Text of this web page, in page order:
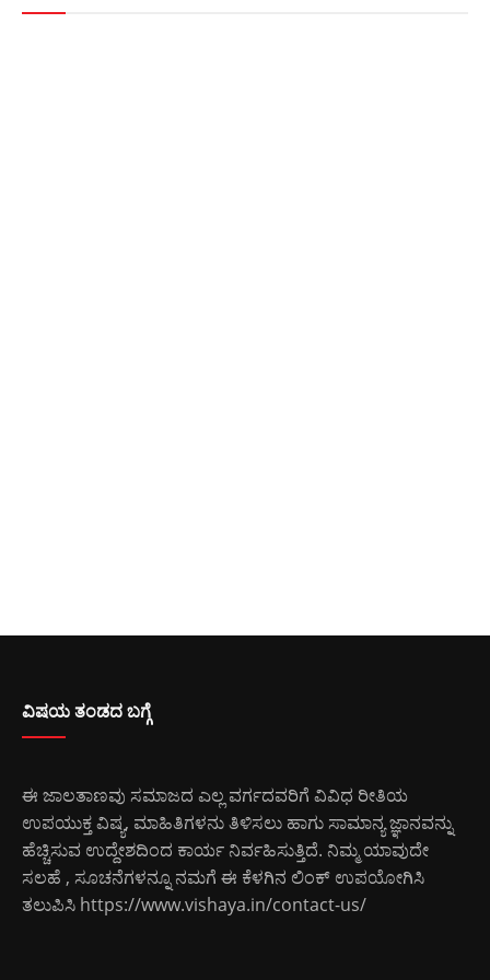
ವಿಷಯ ತಂಡದ ಬಗ್ಗೆ
ಈ ಜಾಲತಾಣವು ಸಮಾಜದ ಎಲ್ಲ ವರ್ಗದವರಿಗೆ ವಿವಿಧ ರೀತಿಯ
ಉಪಯುಕ್ತ ವಿಷ್ಯ, ಮಾಹಿತಿಗಳನು ತಿಳಿಸಲು ಹಾಗು ಸಾಮಾನ್ಯ ಜ್ಞಾನವನ್ನು
ಹೆಚ್ಚಿಸುವ ಉದ್ದೇಶದಿಂದ ಕಾರ್ಯ ನಿರ್ವಹಿಸುತ್ತಿದೆ. ನಿಮ್ಮ ಯಾವುದೇ
ಸಲಹೆ , ಸೂಚನೆಗಳನ್ನೂ ನಮಗೆ ಈ ಕೆಳಗಿನ ಲಿಂಕ್ ಉಪಯೋಗಿಸಿ
ತಲುಪಿಸಿ https://www.vishaya.in/contact-us/